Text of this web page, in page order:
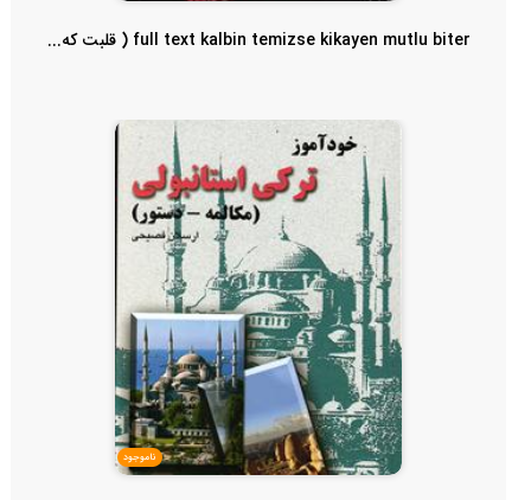
full text kalbin temizse kikayen mutlu biter ( قلبت که...
ناموجود